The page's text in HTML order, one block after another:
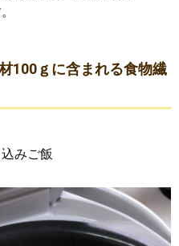
100ｇに含まれる食物繊
みご飯